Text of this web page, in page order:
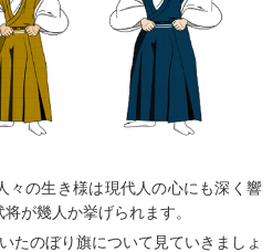
々の生き様は現代人の心にも深く響
が幾人か挙げられます。
たのぼり旗について見ていきましょ